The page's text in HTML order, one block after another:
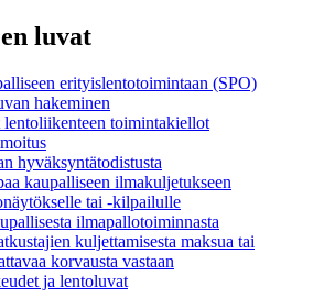
luvat
erityislentotoimintaan (SPO)
hakeminen
lentoliikenteen toimintakiellot
hyväksyntätodistusta
kaupalliseen ilmakuljetukseen
tai -kilpailulle
ilmapallotoiminnasta
kuljettamisesta maksua tai
korvausta vastaan
ja lentoluvat